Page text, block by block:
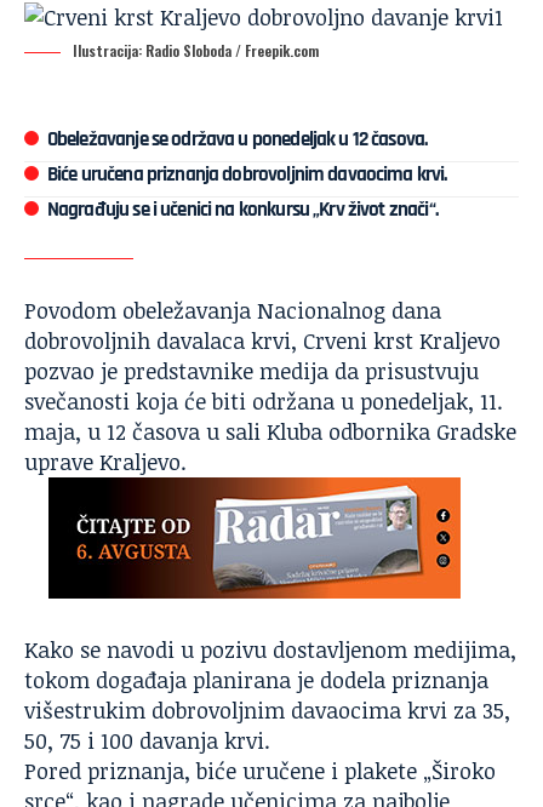
Ilustracija: Radio Sloboda / Freepik.com
Obeležavanje se održava u ponedeljak u 12 časova.
Biće uručena priznanja dobrovoljnim davaocima krvi.
Nagrađuju se i učenici na konkursu „Krv život znači“.
Povodom obeležavanja Nacionalnog dana
dobrovoljnih davalaca krvi, Crveni krst Kraljevo
pozvao je predstavnike medija da prisustvuju
svečanosti koja će biti održana u ponedeljak, 11.
maja, u 12 časova u sali Kluba odbornika Gradske
uprave Kraljevo.
Kako se navodi u pozivu dostavljenom medijima,
tokom događaja planirana je dodela priznanja
višestrukim dobrovoljnim davaocima krvi za 35,
50, 75 i 100 davanja krvi.
Pored priznanja, biće uručene i plakete „Široko
srce“, kao i nagrade učenicima za najbolje